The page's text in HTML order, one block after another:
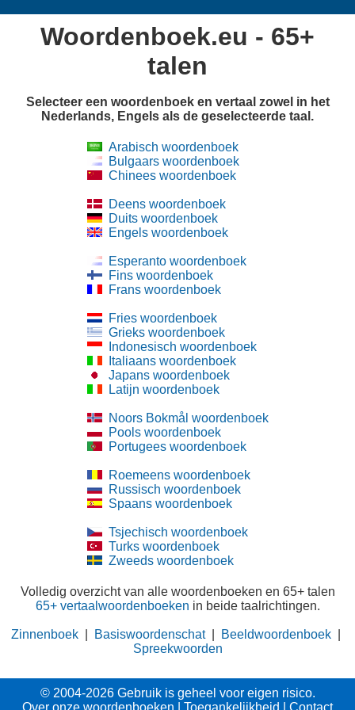
Woordenboek.eu - 65+
talen
Selecteer een woordenboek en vertaal zowel in het
Nederlands, Engels als de geselecteerde taal.
Arabisch woordenboek
Bulgaars woordenboek
Chinees woordenboek
Deens woordenboek
Duits woordenboek
Engels woordenboek
Esperanto woordenboek
Fins woordenboek
Frans woordenboek
Fries woordenboek
Grieks woordenboek
Indonesisch woordenboek
Italiaans woordenboek
Japans woordenboek
Latijn woordenboek
Noors Bokmål woordenboek
Pools woordenboek
Portugees woordenboek
Roemeens woordenboek
Russisch woordenboek
Spaans woordenboek
Tsjechisch woordenboek
Turks woordenboek
Zweeds woordenboek
Volledig overzicht van alle woordenboeken en 65+ talen
65+ vertaalwoordenboeken in beide taalrichtingen.
Zinnenboek Basiswoordenschat| Beeldwoordenboek
Spreekwoorden
© 2004-2026 Gebruik is geheel voor eigen risico.
Over onze woordenboeken
Toegankelijkheid Contact